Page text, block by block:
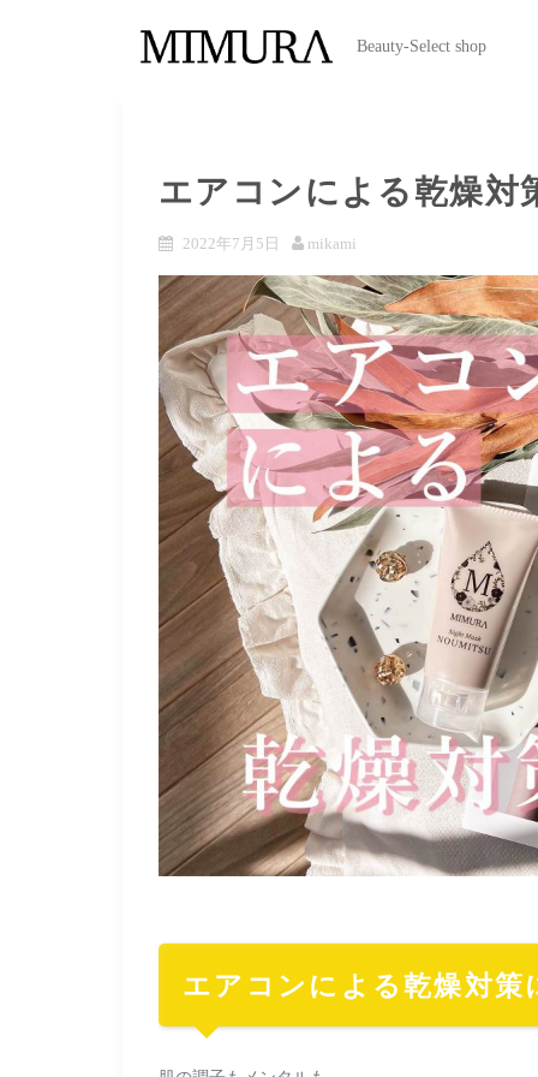
Beauty-Select shop
エアコンによる乾燥対
2022年7月5日 mikami
エアコンによる乾燥対策